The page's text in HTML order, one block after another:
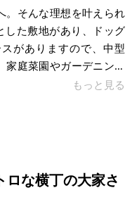
。そんな理想を叶えられ
した敷地があり、ドッグ
がありますので、中型
庭菜園やガーデニング
と考えています。 ま
おり、趣味の部屋や在
な用途にご活用いただ
もっと見る
な横丁の大家さ